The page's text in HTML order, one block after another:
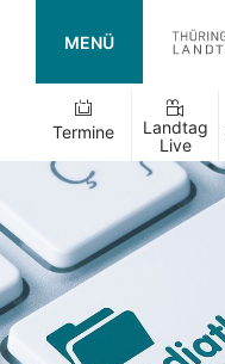
MENÜ
Termine
Landtag
Live